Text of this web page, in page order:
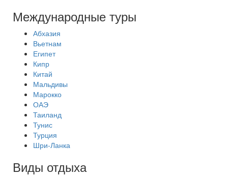
Международные туры
Абхазия
Вьетнам
Египет
Кипр
Китай
Мальдивы
Марокко
ОАЭ
Таиланд
Тунис
Турция
Шри-Ланка
Виды отдыха